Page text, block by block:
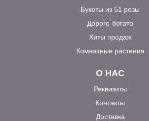
Букеты из 51 розы
Дорого-богато
Хиты продаж
Комнатные растения
О НАС
Реквизиты
Контакты
Доставка